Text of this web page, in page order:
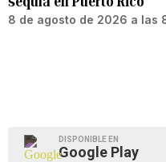
8 de agosto de 2026 a las
DISPONIBLE EN
Google Play